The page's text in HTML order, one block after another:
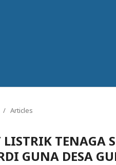
/ Articles
TENAGA
GUNA DESA